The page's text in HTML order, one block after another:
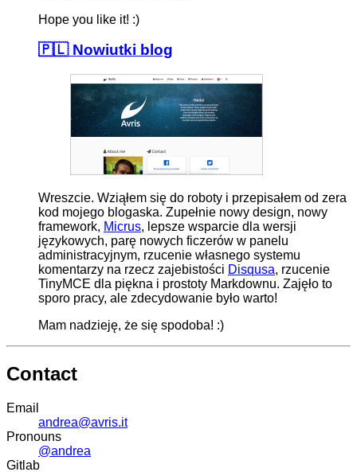
Hope you like it! :)
🇵🇱 Nowiutki blog
Wreszcie. Wziąłem się do roboty i przepisałem od zera
kod mojego blogaska. Zupełnie nowy design, nowy
framework, Micrus, lepsze wsparcie dla wersji
językowych, parę nowych ficzerów w panelu
administracyjnym, rzucenie własnego systemu
komentarzy na rzecz zajebistości Disqusa, rzucenie
TinyMCE dla piękna i prostoty Markdownu. Zajęło to
sporo pracy, ale zdecydowanie było warto!
Mam nadzieję, że się spodoba! :)
Contact
Email
andrea@avris.it
Pronouns
@andrea
Gitlab